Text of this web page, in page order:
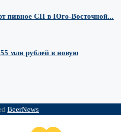
пивное СП в Юго-Восточной...
млн рублей в новую
BeerNews